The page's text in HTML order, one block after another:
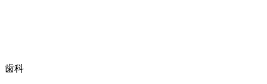
歯科